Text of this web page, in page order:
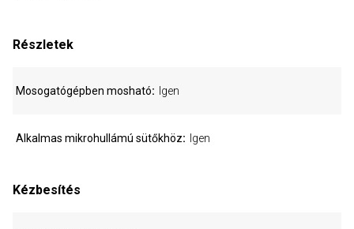
Részletek
Mosogatógépben mosható Igen
Alkalmas mikrohullámú sütőkhöz Igen
Kézbesítés